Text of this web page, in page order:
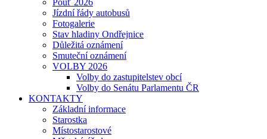
Pouť 2026
Jízdní řády autobusů
Fotogalerie
Stav hladiny Ondřejnice
Důležitá oznámení
Smuteční oznámení
VOLBY 2026
Volby do zastupitelstev obcí
Volby do Senátu Parlamentu ČR
KONTAKTY
Základní informace
Starostka
Místostarostové